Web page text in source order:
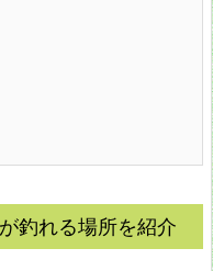
釣れる場所を紹介